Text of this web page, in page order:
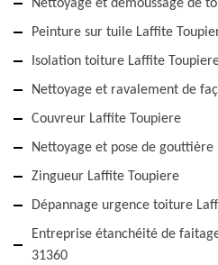
Nettoyage et demoussage de
Peinture sur tuile Laffite
Isolation toiture Laffite
Nettoyage et ravalement de
Couvreur Laffite Toupiere
Nettoyage et pose de gouttière
Zingueur Laffite Toupiere
Dépannage urgence toiture
Entreprise étanchéité de
31360